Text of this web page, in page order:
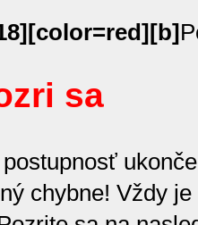
sa
chybne! Vždy